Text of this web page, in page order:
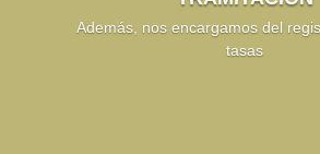
Además, nos encargamos del
tasas